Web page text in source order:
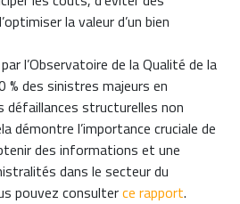
la valeur d’un bien
l’Observatoire de la Qualité de la
% des sinistres majeurs en
structurelles non
démontre l’importance cruciale de
des informations et une
dans le secteur du
pouvez consulterce rapport.